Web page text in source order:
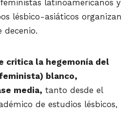
latinoamericanos y
lésbico-asiáticos organizan
decenio.
critica la hegemonía del
blanco,
media, tanto desde el
de estudios lésbicos,